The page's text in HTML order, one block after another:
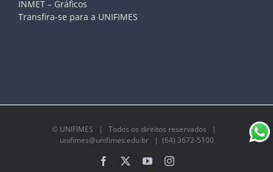
INMET – Gráficos
Transfira-se para a UNIFIMES
© UNIFIMES | Todos os direitos reservados |
unifimes@unifimes.edu.br| (64) 3672-5100
Facebook YouTubeInstagram